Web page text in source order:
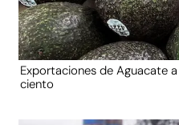
Exportaciones de Aguacate
ciento